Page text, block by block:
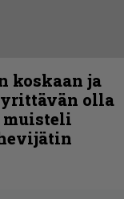
koskaan ja
olla
muisteli